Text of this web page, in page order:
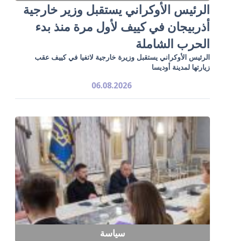
الرئيس الأوكراني يستقبل وزير خارجية
أذربيجان في كييف لأول مرة منذ بدء
الحرب الشاملة
الرئيس الأوكراني يستقبل وزيرة خارجية لاتفيا في كييف عقب
زيارتها لمدينة أوديسا
06.08.2026
سياسة